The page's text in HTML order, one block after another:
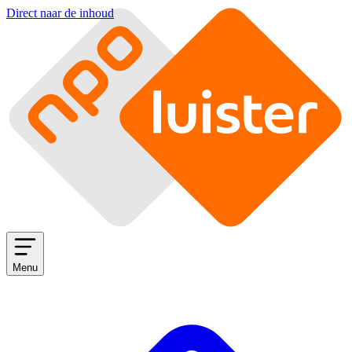
Direct naar de inhoud
Menu